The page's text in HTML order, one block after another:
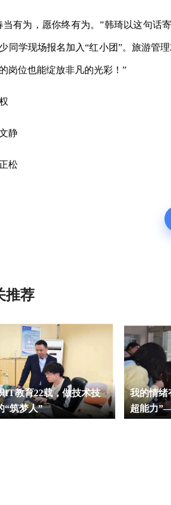
当有为，愿你终有为。”韩琦以这句话
同学现场报名加入“红小团”。旅游管
岗位也能绽放非凡的光彩！”
静
松
推荐
IT教育22载，做技术技
“筑梦人”
我的情绪
超能力